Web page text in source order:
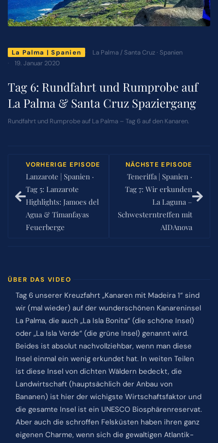
ÜBER MICH
NEWSLETTER
SUCHE
NACH:
La Palma | Spanien
La Palma / Santa Cruz · Spanien
19. Januar 2020
Tag 6: Rundfahrt und Rumprobe auf
La Palma & Santa Cruz Spaziergang
Rundfahrt und Rumprobe auf La Palma – Tag 6 auf den Kanaren.
VORHERIGE EPISODE
Lanzarote | Spanien ·
Tag 5: Lanzarote
Highlights: Jamoes del
Agua & Timanfayas
Feuerberge
NÄCHSTE EPISODE
Teneriffa | Spanien ·
Tag 7: Wir erkunden
La Laguna –
Schwesterntreffen mit
AIDAnova
ÜBER DAS VIDEO
Tag 6 unserer Kreuzfahrt „Kanaren mit Madeira 1“ sind
wir (mal wieder) auf der wunderschönen Kanareninsel
La Palma, die auch „La Isla Bonita“ (die schöne Insel)
oder „La Isla Verde“ (die grüne Insel) genannt wird.
Beides ist absolut nachvollziehbar, wenn man diese
Insel einmal ein wenig erkundet hat. In weiten Teilen
ist diese Insel von dichten Wäldern bedeckt, die
Landwirtschaft (hauptsächlich der Anbau von
Bananen) ist hier der wichigste Wirtschaftsfaktor und
die gesamte Insel ist ein UNESCO Biosphärenreservat.
Aber auch die schroffen Felsküsten haben ihren ganz
eigenen Charme, wenn sich die gewaltigen Atlantik-